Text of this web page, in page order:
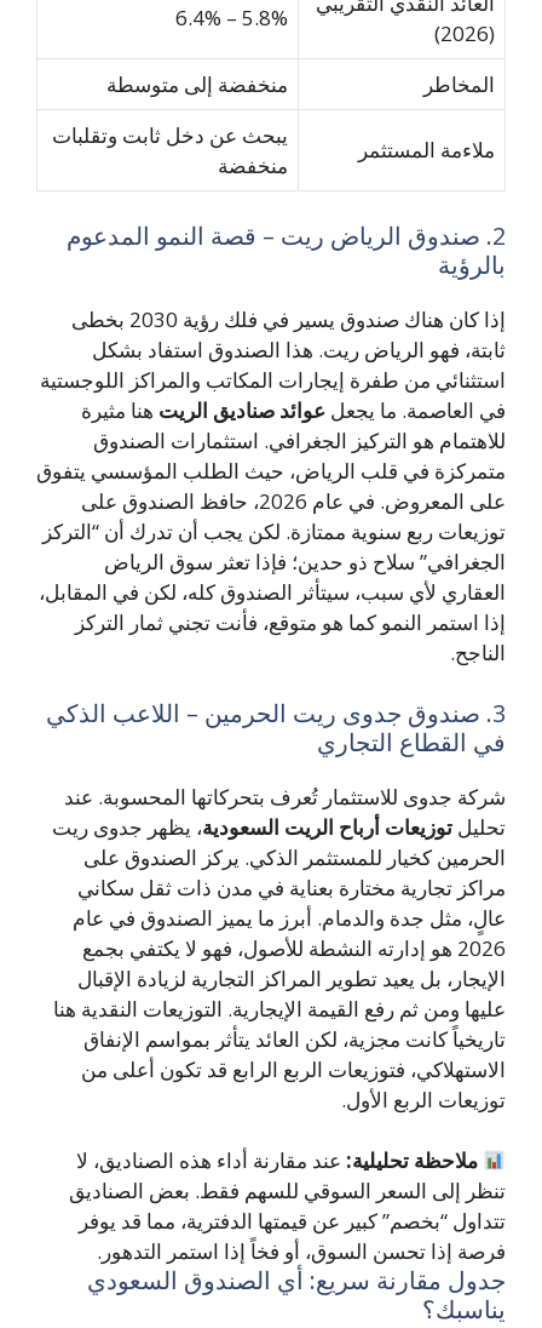
(2026)
5.8% – 6.4%
المخاطر منخفضة إلى متوسطة
ملاءمة المستثمر
يبحث عن دخل ثابت وتقلبات
منخفضة
2. صندوق الرياض ريت – قصة النمو المدعوم
بالرؤية
إذا كان هناك صندوق يسير في فلك رؤية 2030 بخطى
ثابتة، فهو الرياض ريت. هذا الصندوق استفاد بشكل
استثنائي من طفرة إيجارات المكاتب والمراكز اللوجستية
في العاصمة. ما يجعل عوائد صناديق الريت هنا مثيرة
للاهتمام هو التركيز الجغرافي. استثمارات الصندوق
متمركزة في قلب الرياض، حيث الطلب المؤسسي يتفوق
على المعروض. في عام 2026، حافظ الصندوق على
توزيعات ربع سنوية ممتازة. لكن يجب أن تدرك أن “التركز
الجغرافي” سلاح ذو حدين؛ فإذا تعثر سوق الرياض
العقاري لأي سبب، سيتأثر الصندوق كله، لكن في المقابل،
إذا استمر النمو كما هو متوقع، فأنت تجني ثمار التركز
الناجح.
3. صندوق جدوى ريت الحرمين – اللاعب الذكي
في القطاع التجاري
شركة جدوى للاستثمار تُعرف بتحركاتها المحسوبة. عند
تحليل توزيعات أرباح الريت السعودية، يظهر جدوى ريت
الحرمين كخيار للمستثمر الذكي. يركز الصندوق على
مراكز تجارية مختارة بعناية في مدن ذات ثقل سكاني
عالٍ، مثل جدة والدمام. أبرز ما يميز الصندوق في عام
2026 هو إدارته النشطة للأصول، فهو لا يكتفي بجمع
الإيجار، بل يعيد تطوير المراكز التجارية لزيادة الإقبال
عليها ومن ثم رفع القيمة الإيجارية. التوزيعات النقدية هنا
تاريخياً كانت مجزية، لكن العائد يتأثر بمواسم الإنفاق
الاستهلاكي، فتوزيعات الربع الرابع قد تكون أعلى من
توزيعات الربع الأول.
ملاحظة تحليلية: عند مقارنة أداء هذه الصناديق، لا
تنظر إلى السعر السوقي للسهم فقط. بعض الصناديق
تتداول “بخصم” كبير عن قيمتها الدفترية، مما قد يوفر
فرصة إذا تحسن السوق، أو فخاً إذا استمر التدهور.
جدول مقارنة سريع: أي الصندوق السعودي
يناسبك؟